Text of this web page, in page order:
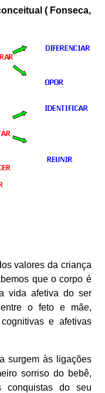
( Fonseca,
valores da criança
que o corpo é
vida afetiva do ser
o feto e mãe,
e afetivas
surgem às ligações
sorriso do bebê,
conquistas do seu